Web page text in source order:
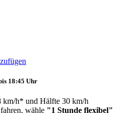
18:45 Uhr
km/h* und Hälfte 30 km/h
wähle "1 Stunde flexibel"